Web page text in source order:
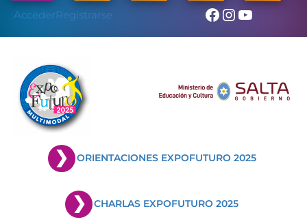
Skip
content
Acceder Registrarse Facebook
Instagram
YouTube
ORIENTACIONES EXPOFUTURO 2025
CHARLAS EXPOFUTURO 2025